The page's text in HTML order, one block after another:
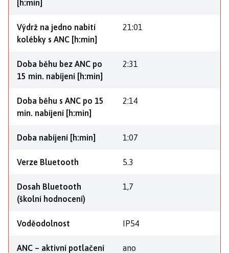
[h:min]
Výdrž na jedno nabití
kolébky s ANC [h:min]
21:01
Doba běhu bez ANC po
15 min. nabíjení [h:min]
2:31
Doba běhu s ANC po 15
min. nabíjení [h:min]
2:14
Doba nabíjení [h:min] 1:07
Verze Bluetooth 5.3
Dosah Bluetooth
(školní hodnocení)
1,7
Voděodolnost IP54
ANC – aktivní potlačení
ano